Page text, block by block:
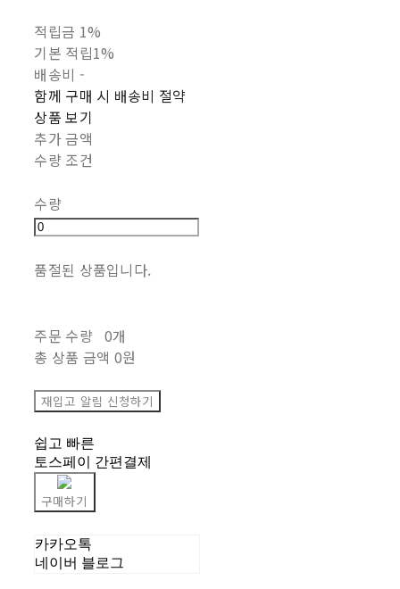
적립금 1%
기본 적립1%
배송비 -
함께 구매 시 배송비 절약
상품 보기
추가 금액
수량 조건
수량
품절된 상품입니다.
주문 수량 0개
총 상품 금액 0원
재입고 알림 신청하기
쉽고 빠른
토스페이 간편결제
구매하기
카카오톡
네이버 블로그